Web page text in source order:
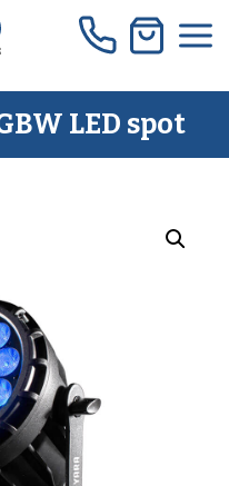
LED spot